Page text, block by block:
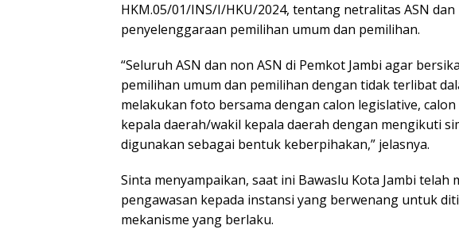
HKM.05/01/INS/I/HKU/2024, tentang netralitas ASN dan
penyelenggaraan pemilihan umum dan pemilihan.
“Seluruh ASN dan non ASN di Pemkot Jambi agar
pemilihan umum dan pemilihan dengan tidak terlibat
melakukan foto bersama dengan calon legislative,
kepala daerah/wakil kepala daerah dengan mengikuti
digunakan sebagai bentuk keberpihakan,” jelasnya.
Sinta menyampaikan, saat ini Bawaslu Kota Jambi telah
pengawasan kepada instansi yang berwenang untuk
mekanisme yang berlaku.